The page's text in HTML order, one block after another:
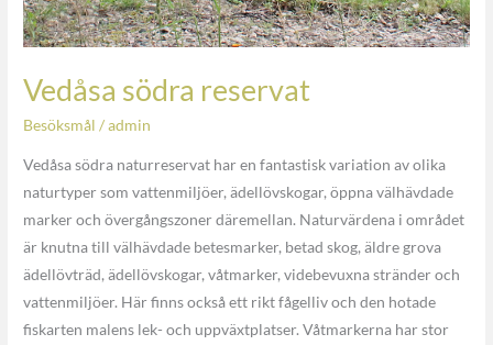
Vedåsa södra reservat
Besöksmål /admin
Vedåsa södra naturreservat har en fantastisk variation av olika
naturtyper som vattenmiljöer, ädellövskogar, öppna välhävdade
marker och övergångszoner däremellan. Naturvärdena i området
är knutna till välhävdade betesmarker, betad skog, äldre grova
ädellövträd, ädellövskogar, våtmarker, videbevuxna stränder och
vattenmiljöer. Här finns också ett rikt fågelliv och den hotade
fiskarten malens lek- och uppväxtplatser. Våtmarkerna har stor